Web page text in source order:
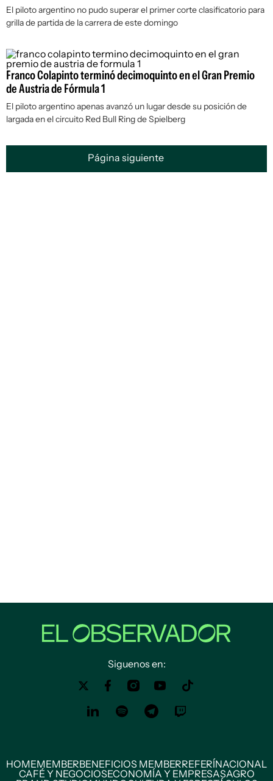
El piloto argentino no pudo superar el primer corte clasificatorio para
grilla de partida de la carrera de este domingo
Franco Colapinto terminó decimoquinto en el Gran Premio
de Austria de Fórmula 1
El piloto argentino apenas avanzó un lugar desde su posición de
largada en el circuito Red Bull Ring de Spielberg
Página siguiente
Siguenos en:
HOMEMEMBERBENEFICIOS MEMBERREFERÍNACIONAL
CAFÉ Y NEGOCIOSECONOMÍA Y EMPRESASAGRO